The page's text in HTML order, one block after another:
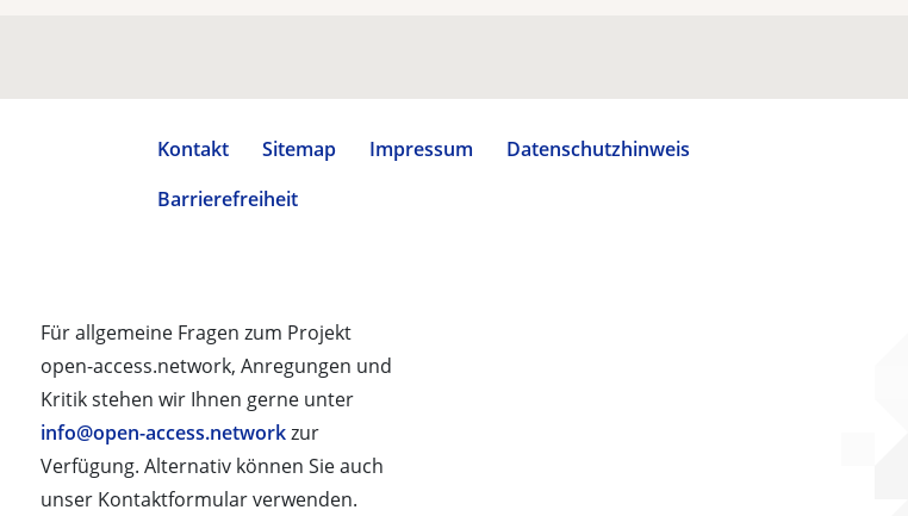
Kontakt Sitemap Impressum
Datenschutzhinweis
Barrierefreiheit
Für allgemeine Fragen zum Projekt
open-access.network, Anregungen und
Kritik stehen wir Ihnen gerne unter
info@open-access.networkzur
Verfügung. Alternativ können Sie auch
unser Kontaktformular verwenden.